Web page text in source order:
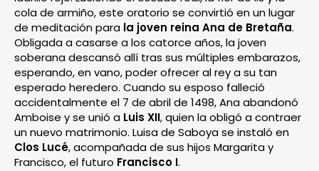
cola de armiño, este oratorio se convirtió en un lugar
de meditación para la joven reina Ana de Bretaña.
Obligada a casarse a los catorce años, la joven
soberana descansó allí tras sus múltiples embarazos,
esperando, en vano, poder ofrecer al rey a su tan
esperado heredero. Cuando su esposo falleció
accidentalmente el 7 de abril de 1498, Ana abandonó
Amboise y se unió a Luis XII, quien la obligó a contraer
un nuevo matrimonio. Luisa de Saboya se instaló en
Clos Lucé, acompañada de sus hijos Margarita y
Francisco, el futuro Francisco I.